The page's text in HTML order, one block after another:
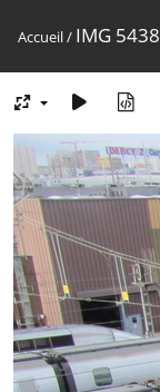
Accueil/ IMG 5438